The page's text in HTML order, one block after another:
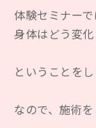
体験セミナー
身体はどう変
ということを
なので、施術を